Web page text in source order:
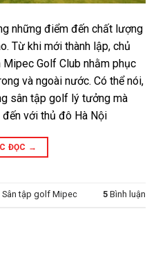
những điểm đến chất lượng
Từ khi mới thành lập, chủ
Golf Club nhằm phục
và ngoài nước. Có thể nói,
sân tập golf lý tưởng mà
với thủ đô Hà Nội
ĐỌC →
Sân tập golf Mipec 5 Bình luận